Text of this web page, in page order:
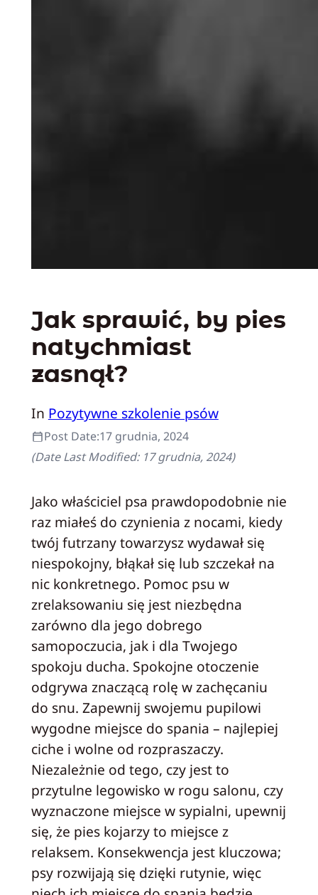
Jak sprawić, by pies
natychmiast
zasnął?
In Pozytywne szkolenie psów
Post Date:17 grudnia, 2024
(Date Last Modified: 17 grudnia, 2024)
Jako właściciel psa prawdopodobnie nie
raz miałeś do czynienia z nocami, kiedy
twój futrzany towarzysz wydawał się
niespokojny, błąkał się lub szczekał na
nic konkretnego. Pomoc psu w
zrelaksowaniu się jest niezbędna
zarówno dla jego dobrego
samopoczucia, jak i dla Twojego
spokoju ducha. Spokojne otoczenie
odgrywa znaczącą rolę w zachęcaniu
do snu. Zapewnij swojemu pupilowi
wygodne miejsce do spania – najlepiej
ciche i wolne od rozpraszaczy.
Niezależnie od tego, czy jest to
przytulne legowisko w rogu salonu, czy
wyznaczone miejsce w sypialni, upewnij
się, że pies kojarzy to miejsce z
relaksem. Konsekwencja jest kluczowa;
psy rozwijają się dzięki rutynie, więc